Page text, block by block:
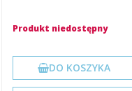
Produkt niedostępny
DO KOSZYKA